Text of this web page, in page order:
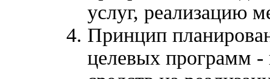
услуг, реализацию
Принцип
целевых программ -